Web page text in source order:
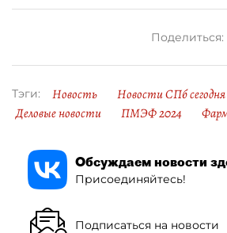
Поделиться:
Тэги: Новость Новости СПб сегодня
Деловые новости
ПМЭФ 2024
Обсуждаем новости
Присоединяйтесь!
Подписаться на новости